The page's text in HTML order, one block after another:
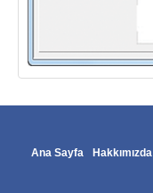
Ana Sayfa Hakkımızda